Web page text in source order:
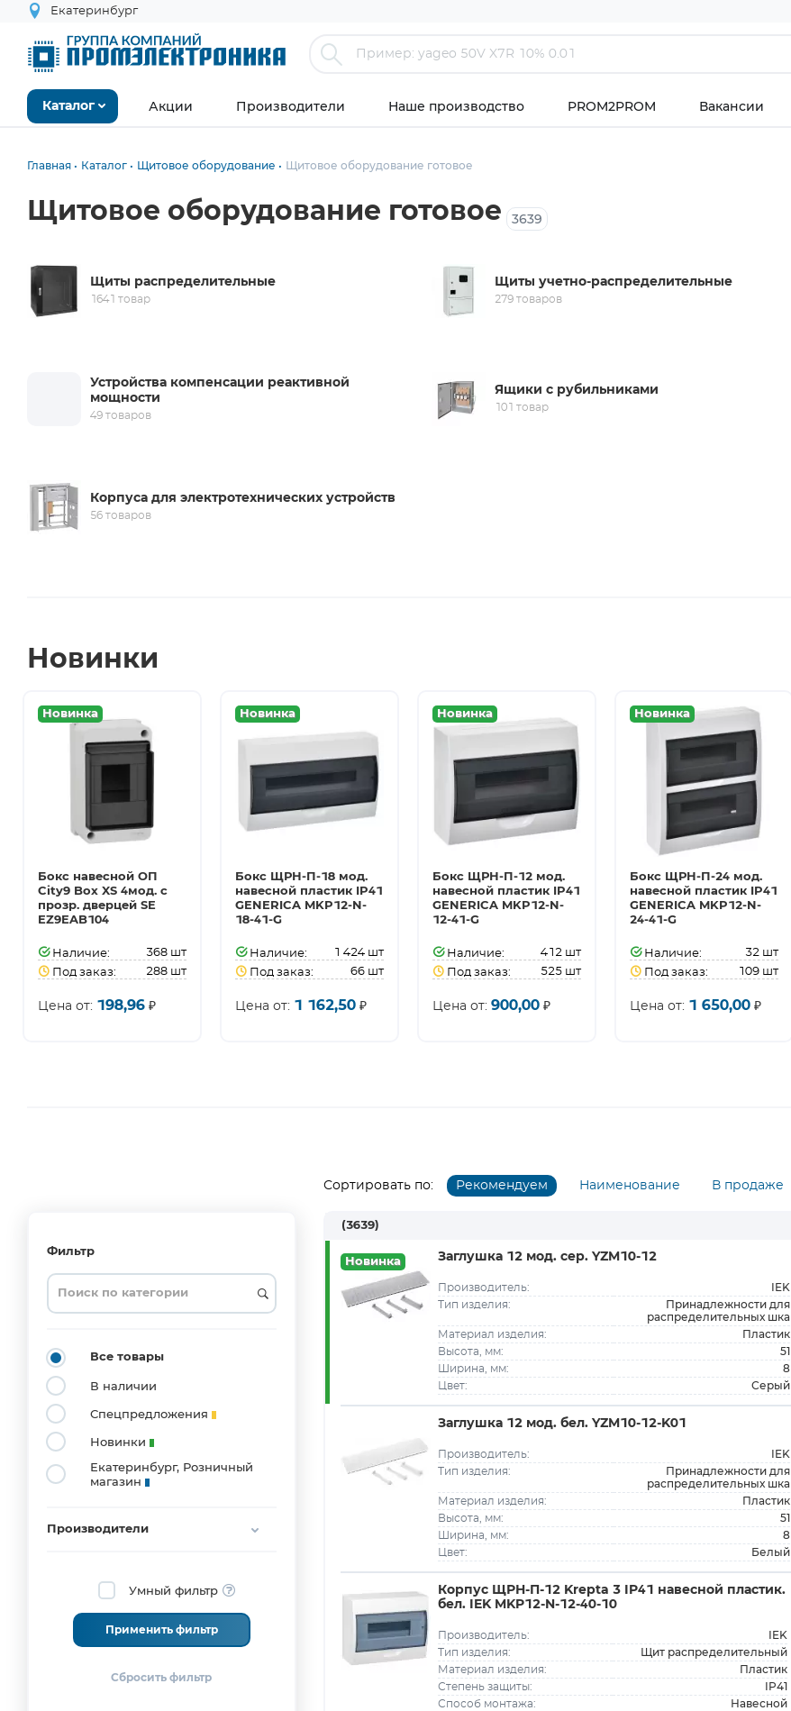
Екатеринбург
Каталог Акции Производители Наше производство PROM2PROM Вакансии
Главная Каталог Щитовое оборудование Щитовое оборудование готовое
Щитовое оборудование готовое 3639
Щиты распределительные
1641 товар
Щиты учетно-распределительные
279 товаров
Устройства компенсации реактивной
мощности
49 товаров
Ящики с рубильниками
101 товар
Корпуса для электротехнических устройств
56 товаров
Новинки
Новинка
Бокс навесной ОП
City9 Box XS 4мод. с
прозр. дверцей SE
EZ9EAB104
Наличие: 368 шт
Под заказ:
288 шт
Цена от: 198,96 ₽
Новинка
Бокс ЩРН-П-18 мод.
навесной пластик IP41
GENERICA MKP12-N-
18-41-G
Наличие: 1 424 шт
Под заказ:
66 шт
Цена от: 1 162,50 ₽
Новинка
Бокс ЩРН-П-12 мод.
навесной пластик IP41
GENERICA MKP12-N-
12-41-G
Наличие: 412 шт
Под заказ:
525 шт
Цена от: 900,00 ₽
Новинка
Бокс ЩРН-П-24 мод.
навесной пластик IP41
GENERICA MKP12-N-
24-41-G
Наличие: 32 шт
Под заказ:
109 шт
Цена от: 1 650,00 ₽
Сортировать по: Рекомендуем Наименование В продаже
Фильтр
Все товары
В наличии
Спецпредложения
Новинки
Екатеринбург, Розничный
магазин
Производители
ABB
Group
(29)
(2)
CHINT
Electric
Co.,
Ltd.
DEKraft
(115)
EKF
GENERICA
(30)
Hyperline
Умный фильтр
Применить фильтр
(3639)
Новинка Заглушка 12 мод. сер. YZM10-12
Производитель: IEK
Тип изделия:
Принадлежности для
распределительных шка
Материал изделия: Пластик
Высота, мм: 51
Ширина, мм: 8
Цвет: Серый
Заглушка 12 мод. бел. YZM10-12-K01
Производитель: IEK
Тип изделия:
Принадлежности для
распределительных шка
Материал изделия: Пластик
Высота, мм: 51
Ширина, мм: 8
Цвет: Белый
Корпус ЩРН-П-12 Krepta 3 IP41 навесной пластик.
бел. IEK MKP12-N-12-40-10
Производитель: IEK
Тип изделия: Щит распределительный
Материал изделия: Пластик
Степень защиты: IP41
Способ монтажа: Навесной